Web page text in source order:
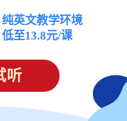
纯英文教学环境
低至13.8元/课
听